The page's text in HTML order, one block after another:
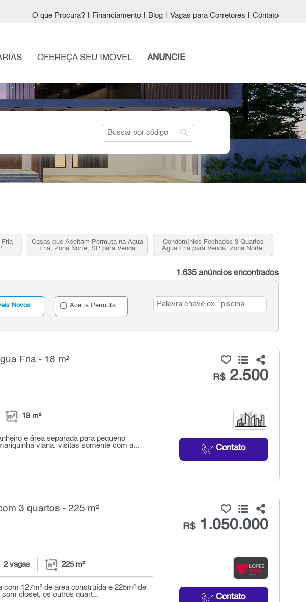
O que Procura? Financiamento Blog Vagas para Corretores Contato
OFEREÇA SEU IMÓVEL ANUNCIE
search
Fria
Casas que Aceitam Permuta na Água
Fria, Zona Norte, SP para Venda
Condomínios Fechados 3 Quartos
Água Fria para Venda, Zona Norte,
SP
1.635 anúncios encontrados
Novos Aceita Permuta
Fria - 18 m²
R$2.500
Contato
18 m²
e área separada para pequeno
viana. visitas somente com a...
3 quartos - 225 m²
R$1.050.000
Contato
2 vagas 225 m²
127m² de área construída e 225m² de
closet, os outros quart...